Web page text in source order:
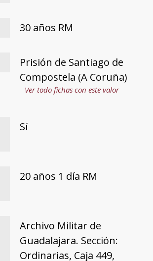
30 años RM
Prisión de Santiago de
Compostela (A Coruña)
Ver todo fichas con este valor
Sí
20 años 1 día RM
Archivo Militar de
Guadalajara. Sección:
Ordinarias, Caja 449,